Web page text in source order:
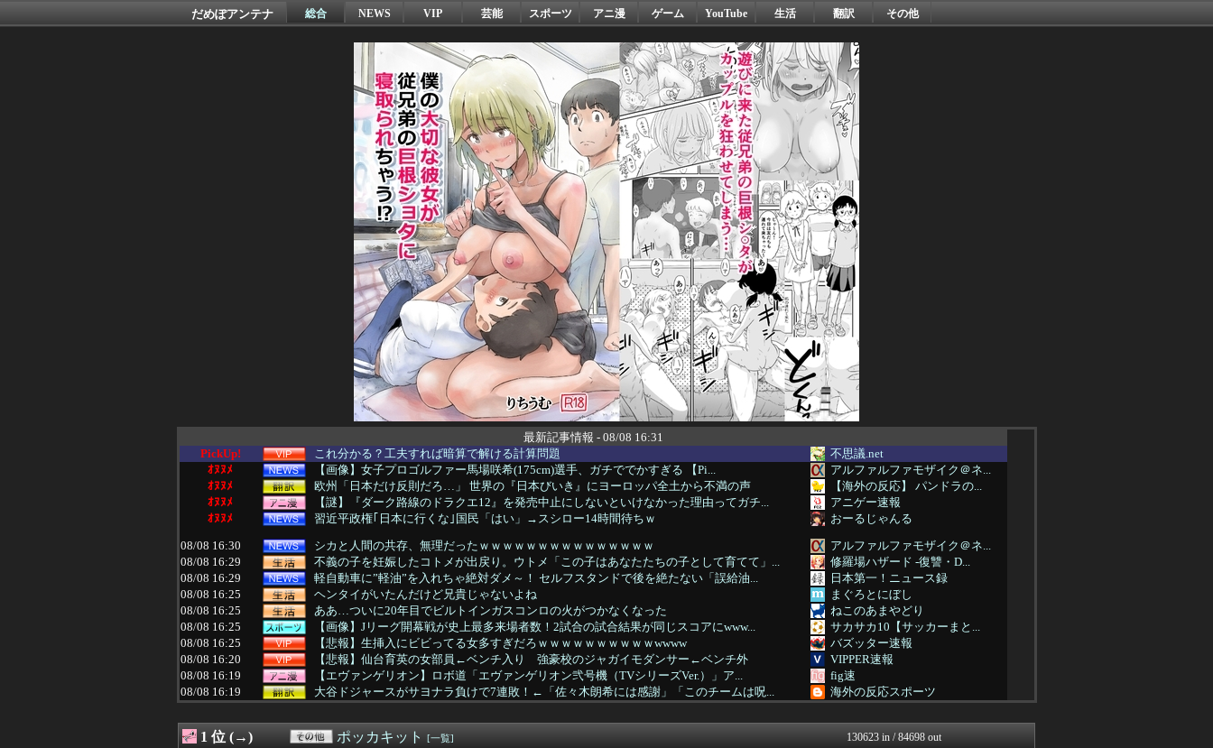
だめぽアンテナ 総合 NEWS VIP 芸能 スポーツ アニ漫 ゲーム YouTube 生活 翻訳 その他
最新記事情報 - 08/08 16:31
PickUp!
これ分かる？工夫すれば暗算で解ける計算問題
不思議.net
ｵﾇﾇﾒ
【画像】女子プロゴルファー馬場咲希(175cm)選手、ガチででかすぎる 【Pi...
アルファルファモザイク＠ネ...
ｵﾇﾇﾒ
欧州「日本だけ反則だろ…」 世界の『日本びいき』にヨーロッパ全土から不満の声
【海外の反応】 パンドラの...
ｵﾇﾇﾒ
【謎】『ダーク路線のドラクエ12』を発売中止にしないといけなかった理由ってガチ...
アニゲー速報
ｵﾇﾇﾒ
習近平政権｢日本に行くな｣国民「はい」→スシロー14時間待ちｗ
おーるじゃんる
08/08 16:30
シカと人間の共存、無理だったｗｗｗｗｗｗｗｗｗｗｗｗｗｗｗ
アルファルファモザイク＠ネ...
08/08 16:29
不義の子を妊娠したコトメが出戻り。ウトメ「この子はあなたたちの子として育てて」...
修羅場ハザード -復讐・D...
08/08 16:29
軽自動車に”軽油”を入れちゃ絶対ダメ～！ セルフスタンドで後を絶たない「誤給油...
日本第一！ニュース録
08/08 16:25
ヘンタイがいたんだけど兄貴じゃないよね
まぐろとにぼし
08/08 16:25
ああ…ついに20年目でビルトインガスコンロの火がつかなくなった
ねこのあまやどり
08/08 16:25
【画像】Jリーグ開幕戦が史上最多来場者数！2試合の試合結果が同じスコアにwww...
サカサカ10【サッカーまと...
08/08 16:25
【悲報】生挿入にビビってる女多すぎだろｗｗｗｗｗｗｗｗｗｗwwww
バズッター速報
08/08 16:20
【悲報】仙台育英の女部員←ベンチ入り 強豪校のジャガイモダンサー←ベンチ外
VIPPER速報
08/08 16:19
【エヴァンゲリオン】ロボ道「エヴァンゲリオン弐号機（TVシリーズVer.）」ア...
fig速
08/08 16:19
大谷ドジャースがサヨナラ負けで7連敗！←「佐々木朗希には感謝」「このチームは呪...
海外の反応スポーツ
08/08 16:15
子育てママ達の「勉強って必要？」にモヤモヤ。その発言を聞くたびに感じてしまうこ...
鬼女の宅配便 - 修羅場・...
08/08 16:12
【悲報】ドン・キホーテ、『悲惨な状態』になってしまう・・・・
NEWSまとめもりー｜2c...
1 位 (→) ポッカキット [一覧] 130623 in / 84698 out